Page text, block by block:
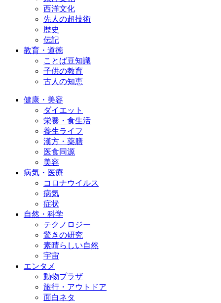
西洋文化
先人の超技術
歴史
伝記
教育・道徳
ことば豆知識
子供の教育
古人の知恵
健康・美容
ダイエット
栄養・食生活
養生ライフ
漢方・薬膳
医食同源
美容
病気・医療
コロナウイルス
病気
症状
自然・科学
テクノロジー
驚きの研究
素晴らしい自然
宇宙
エンタメ
動物プラザ
旅行・アウトドア
面白ネタ